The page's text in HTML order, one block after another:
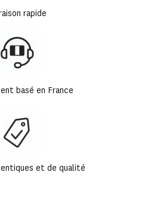
rapide
basé en France
et de qualité